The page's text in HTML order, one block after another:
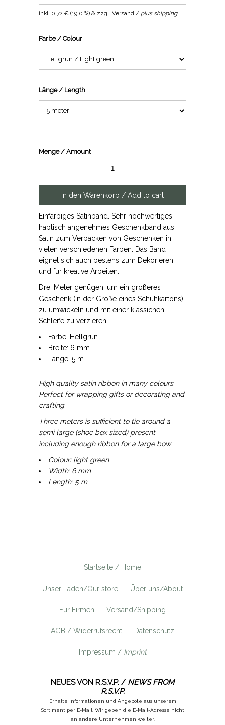
inkl. 0,72 € (19,0 %) & zzgl. Versand / plus shipping
Farbe / Colour
Länge / Length
Menge / Amount
Einfarbiges Satinband. Sehr hochwertiges,
haptisch angenehmes Geschenkband aus
Satin zum Verpacken von Geschenken in
vielen verschiedenen Farben. Das Band
eignet sich auch bestens zum Dekorieren
und für kreative Arbeiten.
Drei Meter genügen, um ein größeres
Geschenk (in der Größe eines Schuhkartons)
zu umwickeln und mit einer klassichen
Schleife zu verzieren.
Farbe: Hellgrün
Breite: 6 mm
Länge: 5 m
High quality satin ribbon in many colours.
Perfect for wrapping gifts or decorating and
crafting.
Three meters is sufficient to tie around a
semi large (shoe box sized) present
including enough ribbon for a large bow.
Colour: light green
Width: 6 mm
Length: 5 m
Startseite / Home
Unser Laden/Our store Über uns/About
Für Firmen Versand/Shipping
AGB / Widerrufsrecht Datenschutz
Impressum / Imprint
NEUES VON R.S.V.P. / NEWS FROM
R.S.V.P.
Erhalte Informationen und Angebote aus unserem
Sortiment per E-Mail. Wir geben die E-Mail-Adresse nicht
an andere Unternehmen weiter.